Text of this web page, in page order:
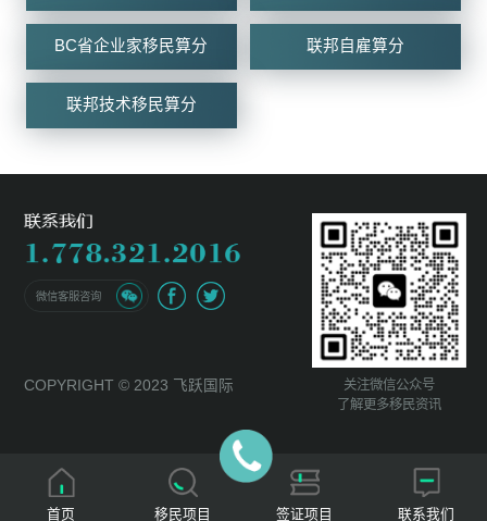
BC省企业家移民算分 联邦自雇算分
联邦技术移民算分
微信客服咨询
COPYRIGHT © 2023 飞跃国际
关注微信公众号
了解更多移民资讯
首页 移民项目 签证项目 联系我们